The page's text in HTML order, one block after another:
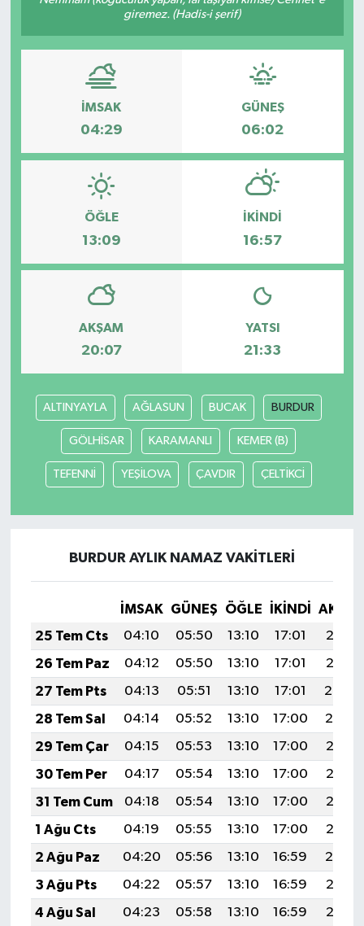
giremez. (Hadis-i şerif)
İMSAK
04:29
GÜNEŞ
06:02
ÖĞLE
13:09
İKINDI
16:57
AKŞAM
20:07
YATSI
21:33
ALTINYAYLA AĞLASUN BUCAK BURDUR
GÖLHİSAR KARAMANLI KEMER (B)
TEFENNİ YEŞİLOVA ÇAVDIR ÇELTİKCİ
BURDUR AYLIK NAMAZ VAKITLERI
İMSAK GÜNEŞ ÖĞLE İKINDI
25 Tem Cts
04:10 05:50 13:10 17:01
20:21
26 Tem Paz
04:12 05:50 13:10 17:01
20:21
27 Tem Pts
04:13 05:51 13:10 17:01
20:20
28 Tem Sal
04:14 05:52 13:10 17:00
20:19
29 Tem Çar
04:15 05:53 13:10 17:00
20:18
30 Tem Per
04:17 05:54 13:10 17:00
20:17
31 Tem Cum
04:18 05:54 13:10 17:00
20:16
1 Ağu Cts
04:19 05:55 13:10 17:00
20:15
2 Ağu Paz
04:20 05:56 13:10 16:59
20:14
3 Ağu Pts
04:22 05:57 13:10 16:59
20:13
4 Ağu Sal
04:23 05:58 13:10 16:59
20:12